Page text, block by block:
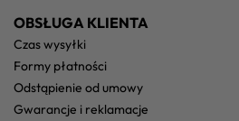
OBSŁUGA KLIENTA
czas wysyłki
formy płatności
odstąpienie od umowy
gwarancje i reklamacje